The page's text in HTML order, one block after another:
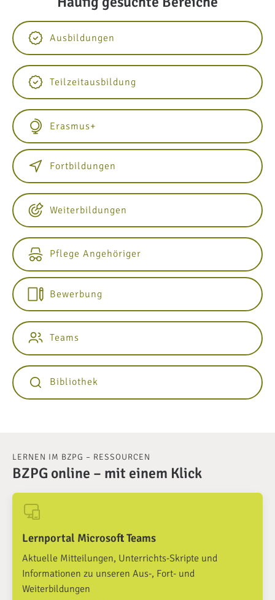
Ausbildungen
Teilzeitausbildung
Erasmus+
Fortbildungen
Weiterbildungen
Pflege Angehöriger
Bewerbung
Teams
Bibliothek
LERNEN IM BZPG – RESSOURCEN
BZPG online – mit einem Klick
Lernportal Microsoft Teams
Aktuelle Mitteilungen, Unterrichts-Skripte und
Informationen zu unseren Aus-, Fort- und
Weiterbildungen